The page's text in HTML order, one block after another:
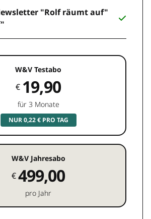
"Rolf räumt auf"
W&V Testabo
€ 19,90
für 3 Monate
NUR 0,22 € PRO TAG
W&V Jahresabo
€499,00
pro Jahr